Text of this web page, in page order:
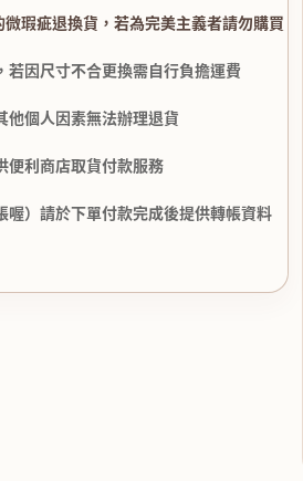
瑕疵退換貨，若為完美主義者請勿購買
若因尺寸不合更換需自行負擔運費
他個人因素無法辦理退貨
便利商店取貨付款服務
喔）請於下單付款完成後提供轉帳資料